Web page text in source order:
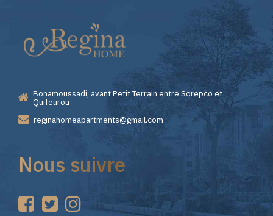
Casino
—
Premiers
Pas
sur
Choisir
Lizaro
Casino
pour
vos
Bonamoussadi, avant Petit Terrain entre Sorepco et
Quifeurou
reginahomeapartments@gmail.com
Nous suivre